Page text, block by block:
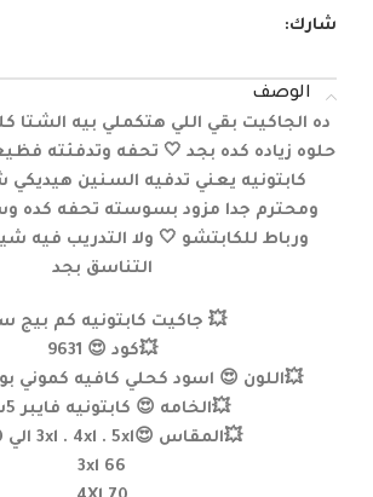
شارك:
الوصف
ده الجاكيت بقي اللي هتكملي بيه الشتا
كابتونيه يعني تدفيه السنين
ومحترم جدا مزود بسوسته تحفه كده
ورباط للكابتشو 🤍 ولا التدريب فيه
التناسق بجد
💥 جاكيت كابتونيه كم بيج
💥كود 😍 9631
💥اللون 😍 اسود كحلي كافيه كموني
💥الخامه 😍 كابتونيه فايبر 5سم
💥المقاس 😍3xl . 4xl . 5xl الي 150ك
3xl 66